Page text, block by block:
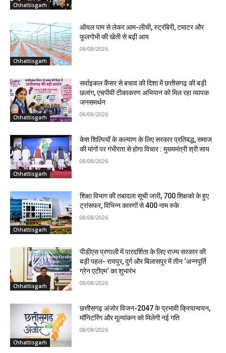
Chhattisgarh
Chhattisgarh
ऑयल पाम से लेकर आम-लीची, स्ट्रॉबेरी, टमाटर और
फूलगोभी की खेती से बढ़ी आय
08/08/2026
Chhattisgarh
सर्वाइकल कैंसर से बचाव की दिशा में छत्तीसगढ़ की बड़ी
छलांग, एचपीवी टीकाकरण अभियान को मिल रहा व्यापक
जनसमर्थन
08/08/2026
Chhattisgarh
केश शिल्पियों के कल्याण के लिए सरकार प्रतिबद्ध, समाज
की मांगों पर गंभीरता से होगा विचार : मुख्यमंत्री श्री साय
08/08/2026
Chhattisgarh
शिक्षा विभाग की तबादला सूची जारी, 700 शिक्षको के हुए
ट्रांसफर, विभिन्न कारणों से 400 नाम रुके
08/08/2026
Chhattisgarh
पीडीएस प्रणाली में पारदर्शिता के लिए राज्य सरकार की
बड़ी पहल- रायपुर, दुर्ग और बिलासपुर में तीन ‘अन्नपूर्ति
ग्रेन एटीएम‘ का शुभारंभ
08/08/2026
Chhattisgarh
छत्तीसगढ़ अंजोर विजन-2047 के प्रभावी क्रियान्वयन,
मॉनिटरिंग और मूल्यांकन को मिलेगी नई गति
08/08/2026